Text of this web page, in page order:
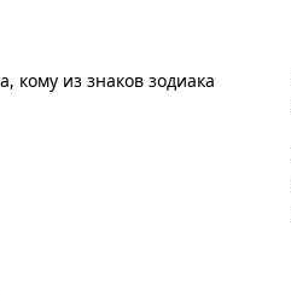
кому из знаков зодиака